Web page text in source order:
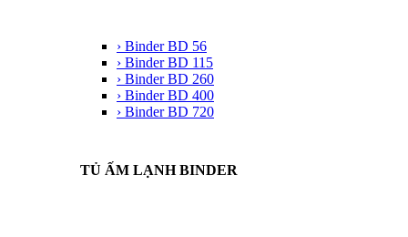
› Binder BD 56
› Binder BD 115
› Binder BD 260
› Binder BD 400
› Binder BD 720
TỦ ẤM LẠNH BINDER